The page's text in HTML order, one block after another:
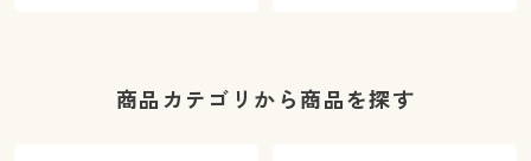
商品カテゴリから商品を探す